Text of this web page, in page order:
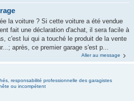
la voiture ? Si cette voiture a été vendue
fait une déclaration d'achat, il sera facile à
c'est lui qui a touché le produit de la vente
après, ce premier garage s'est p...
Aller au message
responsabilité professionnelle des garagistes
ou incompétent